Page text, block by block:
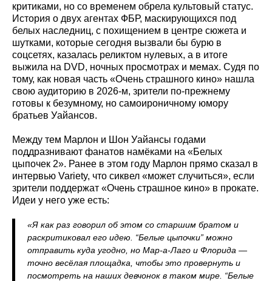
критиками, но со временем обрела культовый статус.
История о двух агентах ФБР, маскирующихся под
белых наследниц, с похищением в центре сюжета и
шутками, которые сегодня вызвали бы бурю в
соцсетях, казалась реликтом нулевых, а в итоге
выжила на DVD, ночных просмотрах и мемах. Судя по
тому, как новая часть «Очень страшного кино» нашла
свою аудиторию в 2026-м, зрители по-прежнему
готовы к безумному, но самоироничному юмору
братьев Уайансов.
Между тем Марлон и Шон Уайансы годами
поддразнивают фанатов намёками на «Белых
цыпочек 2». Ранее в этом году Марлон прямо сказал в
интервью Variety, что сиквел «может случиться», если
зрители поддержат «Очень страшное кино» в прокате.
Идеи у него уже есть:
«Я как раз говорил об этом со старшим братом и
раскритиковал его идею. “Белые цыпочки” можно
отправить куда угодно, но Мар-а-Лаго и Флорида —
точно весёлая площадка, чтобы это провернуть и
посмотреть на наших девчонок в таком мире. “Белые